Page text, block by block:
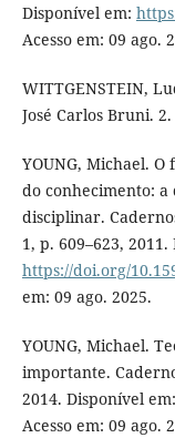
Disponível em:
Acesso em: 09 ago.
WITTGENSTEIN,
José Carlos Bruni.
YOUNG, Michael.
do conhecimento:
disciplinar.
1, p. 609–623,
https://doi.org/
em: 09 ago. 2025.
YOUNG, Michael.
importante.
2014. Disponível em:
Acesso em: 09 ago.